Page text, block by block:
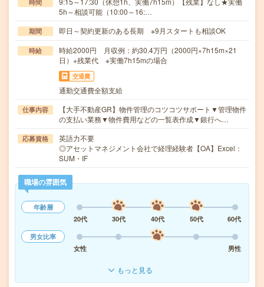
時間
5h～相談可能（10:00～16:…
期間 即日～契約更新のある長期 ※9月スタートも相談OK
時給
時給2000円 月収例：約30.4万円（2000円×7h15m×21
日）+残業代 ※実働7h15mの場合
交通費
通勤交通費全額支給
仕事内容
【大手不動産GR】物件管理のコツコツサポート▼管理物件
の支払い業務▼物件費用などの一覧表作成▼銀行へ…
応募資格
英語力不要
◎アセットマネジメント会社で経理経験者【OA】Excel：
SUM・IF
職場の雰囲気
年齢層
20代
30代 40代 50代
60代
男女比率
女性
男性
もっと見る